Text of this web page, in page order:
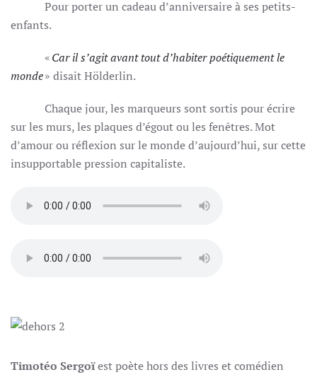
Pour porter un cadeau d’anniversaire à ses petits-
enfants.
«Car il s’agit avant tout d’habiter poétiquement le
monde» disait Hölderlin.
Chaque jour, les marqueurs sont sortis pour écrire
sur les murs, les plaques d’égout ou les fenêtres. Mot
d’amour ou réflexion sur le monde d’aujourd’hui, sur cette
insupportable pression capitaliste.
Timotéo Sergoïest poète hors des livres et comédien